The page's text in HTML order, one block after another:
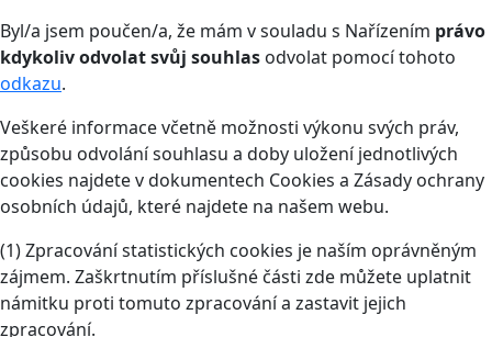
Byl/a jsem poučen/a, že mám v souladu s Nařízením právo
kdykoliv odvolat svůj souhlas odvolat pomocí tohoto
odkazu.
Veškeré informace včetně možnosti výkonu svých práv,
způsobu odvolání souhlasu a doby uložení jednotlivých
cookies najdete v dokumentech Cookies a Zásady ochrany
osobních údajů, které najdete na našem webu.
(1) Zpracování statistických cookies je naším oprávněným
zájmem. Zaškrtnutím příslušné části zde můžete uplatnit
námitku proti tomuto zpracování a zastavit jejich
zpracování.